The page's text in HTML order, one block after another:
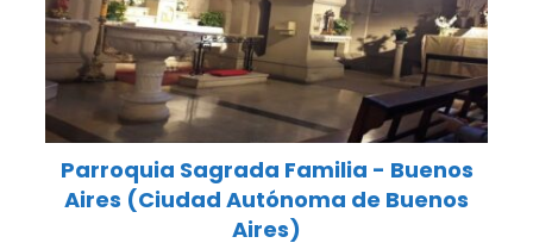
Parroquia Sagrada Familia - Buenos
Aires (Ciudad Autónoma de Buenos
Aires)